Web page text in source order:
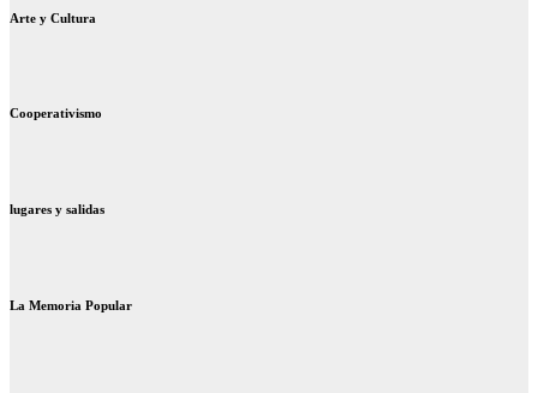
Arte y Cultura
Cooperativismo
lugares y salidas
La Memoria Popular